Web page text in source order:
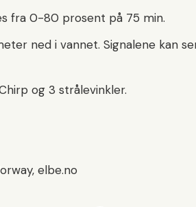
fra 0-80 prosent på 75 min.
ned i vannet. Signalene kan
og 3 strålevinkler.
elbe.no